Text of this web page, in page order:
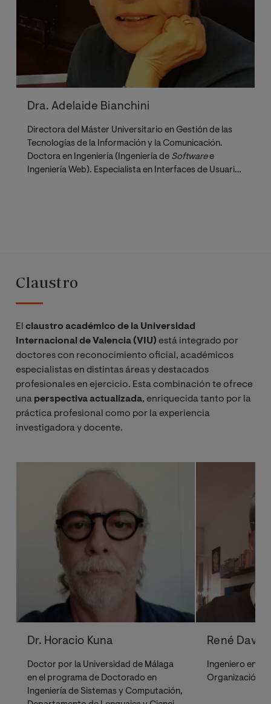
Dra. Adelaide Bianchini
Directora del Máster Universitario en Gestión de las
Tecnologías de la Información y la Comunicación.
Doctora en Ingeniería (Ingeniería de Softwaree
Ingeniería Web). Especialista en Interfaces de Usuario
Claustro
El claustro académico de la Universidad
Internacional de Valencia (VIU) está integrado por
doctores con reconocimiento oficial, académicos
especialistas en distintas áreas y destacados
profesionales en ejercicio. Esta combinación te ofrece
una perspectiva actualizada, enriquecida tanto por la
práctica profesional como por la experiencia
investigadora y docente.
Dr. Horacio Kuna
Doctor por la Universidad de Málaga
en el programa de Doctorado en
Ingeniería de Sistemas y Computación,
René
Ingeniero en
Organización y